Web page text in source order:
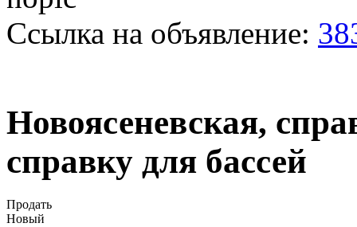
Ссылка на объявление:
Новоясеневская,
справку для бассей
Продать
Новый